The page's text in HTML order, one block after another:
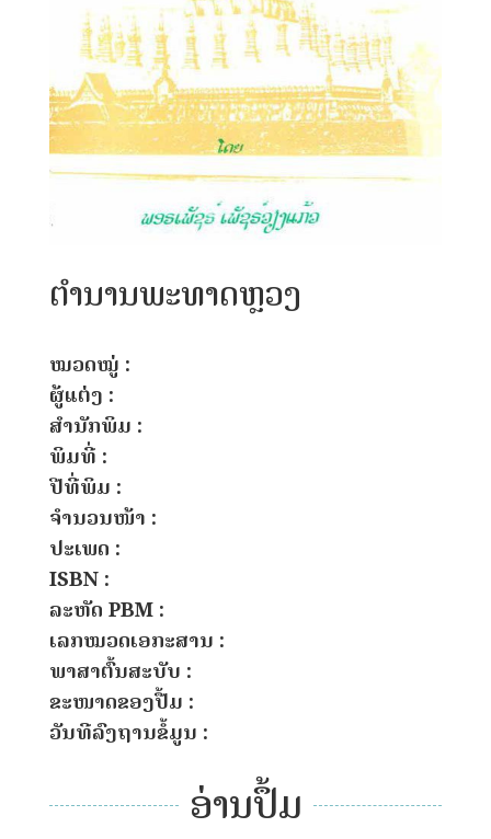
ຕຳນານພະທາດຫຼວງ
ໝວດໝູ່ :
ຜູ້ແຕ່ງ :
ສຳນັກພິມ :
ພິມທີ່ :
ປີທີ່ພິມ :
ຈຳນວນໜ້າ :
ປະເພດ :
ISBN :
ລະຫັດ PBM :
ເລກໝວດເອກະສານ :
ພາສາຕົ້ນສະບັບ :
ຂະໜາດຂອງປື້ມ :
ວັນທີລົງຖານຂໍ້ມູນ :
ອ່ານປຶ້ມ